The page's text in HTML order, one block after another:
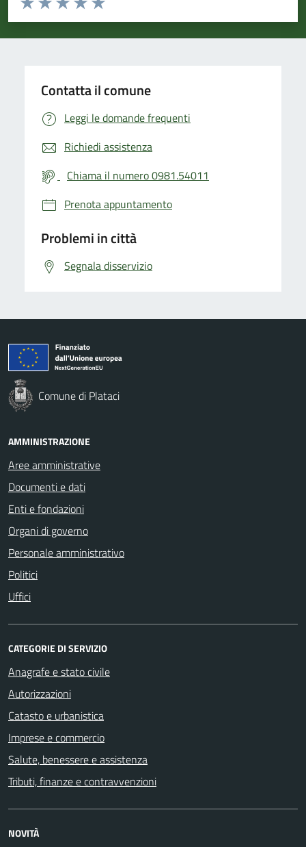
Valuta 5 stelle su 5
Valuta 4 stelle su 5
Valuta 3 stelle su 5
Valuta 2 stelle su 5
Valuta 1 stelle su 5
Contatta il comune
Leggi le domande frequenti
Richiedi assistenza
Chiama il numero 0981.54011
Prenota appuntamento
Problemi in città
Segnala disservizio
Comune di Plataci
AMMINISTRAZIONE
Aree amministrative
Documenti e dati
Enti e fondazioni
Organi di governo
Personale amministrativo
Politici
Uffici
CATEGORIE DI SERVIZIO
Anagrafe e stato civile
Autorizzazioni
Catasto e urbanistica
Imprese e commercio
Salute, benessere e assistenza
Tributi, finanze e contravvenzioni
NOVITÀ